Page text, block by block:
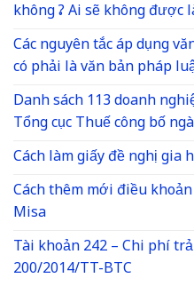
không ? Ai sẽ không
Các nguyên tắc áp dụng
có phải là văn bản pháp
Danh sách 113 doanh
Tổng cục Thuế công bố
Cách làm giấy đề nghị gia
Cách thêm mới điều
Misa
Tài khoản 242 – Chi phí
200/2014/TT-BTC